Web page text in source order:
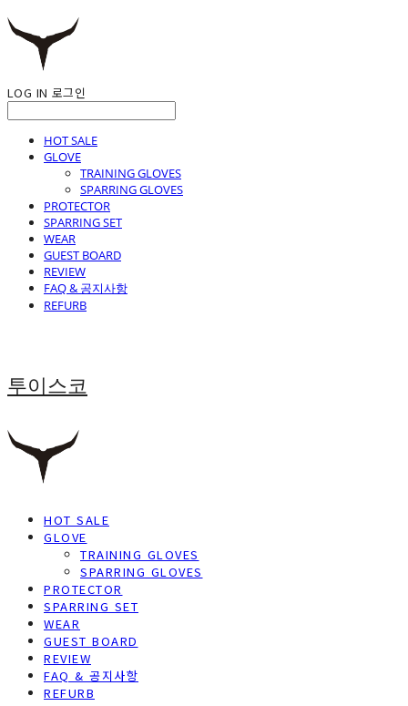
LOG IN 로그인
HOT SALE
GLOVE
TRAINING GLOVES
SPARRING GLOVES
PROTECTOR
SPARRING SET
WEAR
GUEST BOARD
REVIEW
FAQ & 공지사항
REFURB
투이스코
HOT SALE
GLOVE
TRAINING GLOVES
SPARRING GLOVES
PROTECTOR
SPARRING SET
WEAR
GUEST BOARD
REVIEW
FAQ & 공지사항
REFURB